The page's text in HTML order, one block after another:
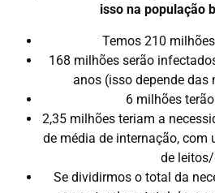
isso na população
Temos 210
168 milhões serão
anos (isso depende das
6 milhões
2,35 milhões teriam a
de média de internação, com
de
Se dividirmos o total da